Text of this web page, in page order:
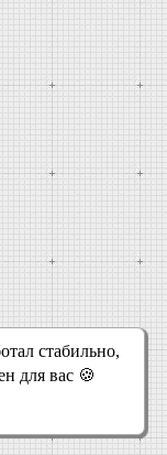
стабильно,
для вас 🍪